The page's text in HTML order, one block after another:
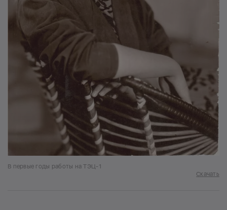
В первые годы работы на ТЭЦ-1
Скачать